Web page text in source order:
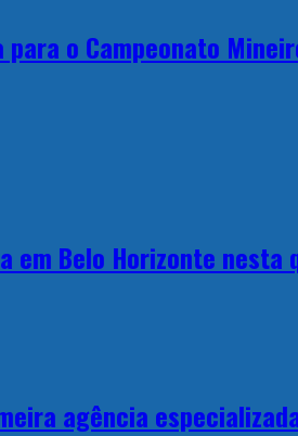
o Campeonato
em Belo Horizonte
agência